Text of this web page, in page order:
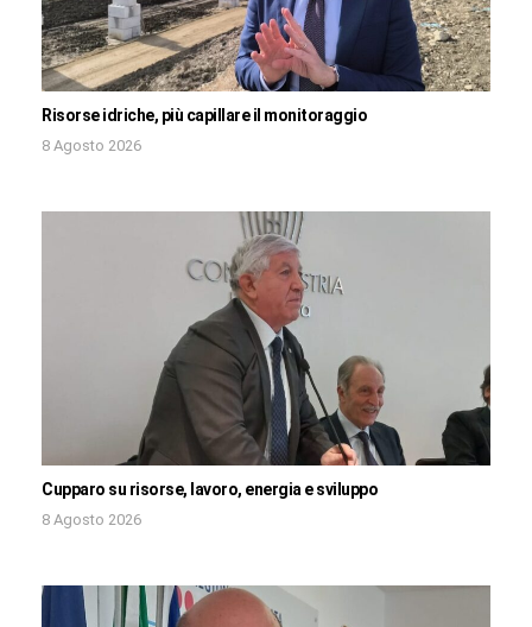
Risorse idriche, più capillare il monitoraggio
8 Agosto 2026
Cupparo su risorse, lavoro, energia e sviluppo
8 Agosto 2026